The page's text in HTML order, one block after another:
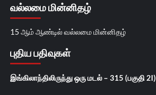
வல்லமை மின்னிதழ்
15 ஆம் ஆண்டில் வல்லமை மின்னிதழ்
புதிய பதிவுகள்
இங்கிலாந்திலிருந்து ஒரு மடல் – 315 (பகுதி 2I)